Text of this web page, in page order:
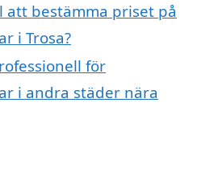
att bestämma priset på
i Trosa?
för
i andra städer nära